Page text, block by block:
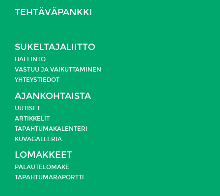
TEHTÄVÄPANKKI
SUKELTAJALIITTO
HALLINTO
VASTUU JA VAIKUTTAMINEN
YHTEYSTIEDOT
AJANKOHTAISTA
UUTISET
ARTIKKELIT
TAPAHTUMAKALENTERI
KUVAGALLERIA
LOMAKKEET
PALAUTELOMAKE
TAPAHTUMARAPORTTI